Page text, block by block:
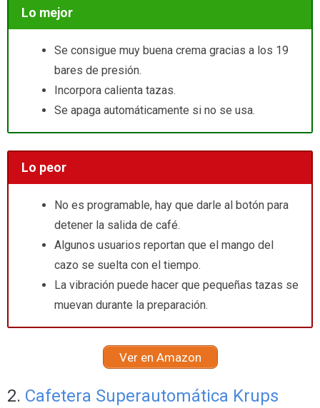
Lo mejor
Se consigue muy buena crema gracias a los 19
bares de presión.
Incorpora calienta tazas.
Se apaga automáticamente si no se usa.
Lo peor
No es programable, hay que darle al botón para
detener la salida de café.
Algunos usuarios reportan que el mango del
cazo se suelta con el tiempo.
La vibración puede hacer que pequeñas tazas se
muevan durante la preparación.
Ver en Amazon
2. Cafetera Superautomática Krups